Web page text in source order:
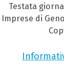
Testata
di